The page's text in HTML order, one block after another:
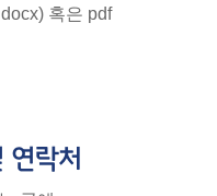
혹은 pdf
연락처